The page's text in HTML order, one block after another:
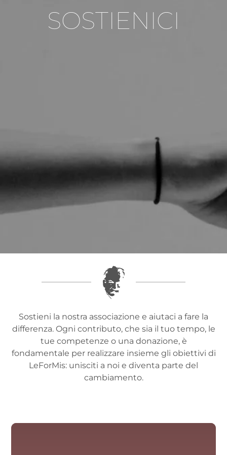
Sostienici
SOSTIENICI
Sostieni la nostra associazione e aiutaci a fare la
differenza. Ogni contributo, che sia il tuo tempo, le
tue competenze o una donazione, è
fondamentale per realizzare insieme gli obiettivi di
LeForMis: unisciti a noi e diventa parte del
cambiamento.